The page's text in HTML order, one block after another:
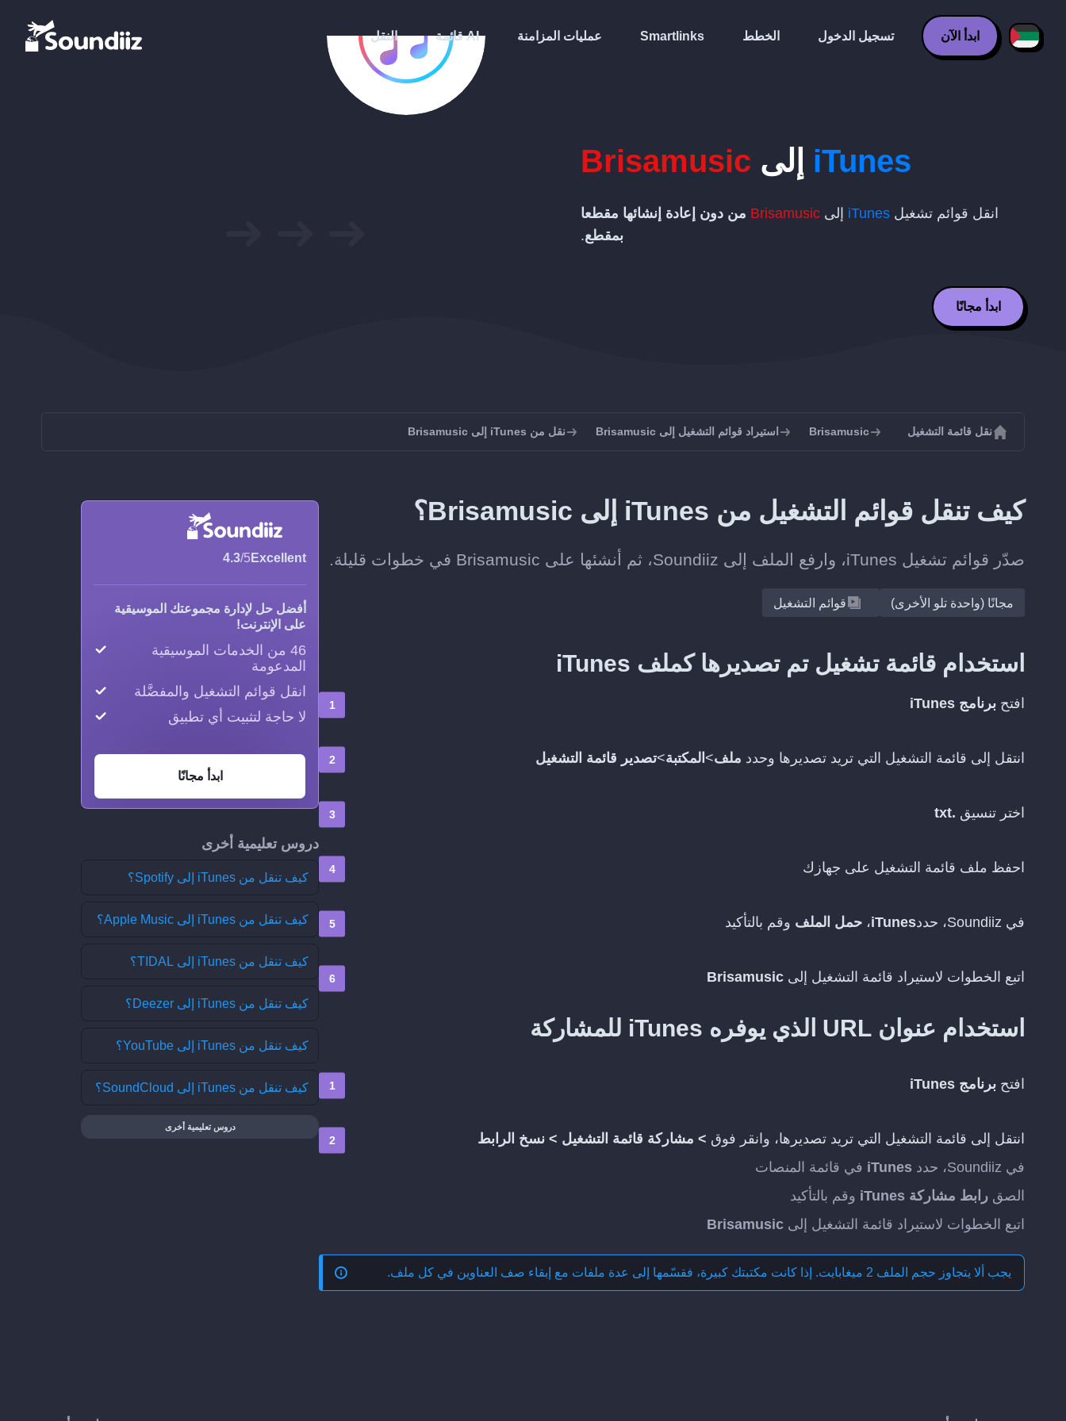
النقل قائمة AI عمليات المزامنة Smartlinks الخطط تسجيل الدخول ابدأ الآن
iTunes إلى Brisamusic
انقل قوائم تشغيل iTunes إلى Brisamusic من دون إعادة إنشائها مقطعا
بمقطع.
ابدأ مجانًا
نقل قائمة التشغيل Brisamusic استيراد قوائم التشغيل إلى Brisamusic نقل من iTunes إلى Brisamusic
كيف تنقل قوائم التشغيل من iTunes إلى Brisamusic؟
صدّر قوائم تشغيل iTunes، وارفع الملف إلى Soundiiz، ثم أنشئها على Brisamusic في خطوات قليلة.
مجانًا (واحدة تلو الأخرى) قوائم التشغيل
استخدام قائمة تشغيل تم تصديرها كملف iTunes
افتح برنامج iTunes
انتقل إلى قائمة التشغيل التي تريد تصديرها وحدد ملف> المكتبة>تصدير قائمة التشغيل
اختر تنسيق .txt
احفظ ملف قائمة التشغيل على جهازك
في Soundiiz، حدد iTunes، حمل الملف وقم بالتأكيد
اتبع الخطوات لاستيراد قائمة التشغيل إلى Brisamusic
استخدام عنوان URL الذي يوفره iTunes للمشاركة
افتح برنامج iTunes
انتقل إلى قائمة التشغيل التي تريد تصديرها، وانقر فوق > مشاركة قائمة التشغيل > نسخ الرابط
في Soundiiz، حدد
iTunes في قائمة المنصات
الصق رابط مشاركة iTunes
وقم بالتأكيد
اتبع الخطوات لاستيراد قائمة التشغيل إلى Brisamusic
يجب ألا يتجاوز حجم الملف 2 ميغابايت. إذا كانت مكتبتك كبيرة، فقسّمها إلى عدة ملفات مع إبقاء صف العناوين في كل ملف.
Excellent
4.3/5
أفضل حل لإدارة مجموعتك الموسيقية
على الإنترنت!
46 من الخدمات الموسيقية
المدعومة
انقل قوائم التشغيل والمفضَّلة
لا حاجة لتثبيت أي تطبيق
ابدأ مجانًا
دروس تعليمية أخرى
كيف تنقل من iTunes إلى Spotify؟
كيف تنقل من iTunes إلى Apple Music؟
كيف تنقل من iTunes إلى TIDAL؟
كيف تنقل من iTunes إلى Deezer؟
كيف تنقل من iTunes إلى YouTube؟
كيف تنقل من iTunes إلى SoundCloud؟
دروس تعليمية أخرى